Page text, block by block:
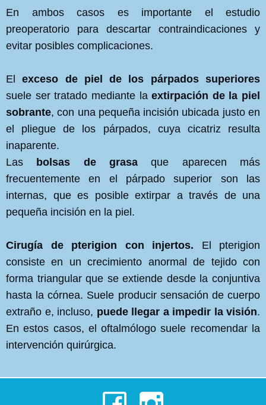
En ambos casos es importante el estudio
preoperatorio para descartar contraindicaciones y
evitar posibles complicaciones.
Elexceso de piel de los párpados superiores
suele ser tratado mediante laextirpación de la piel
sobrante, con una pequeña incisión ubicada justo en
el pliegue de los párpados, cuya cicatriz resulta
inaparente.
Las bolsas de grasaque aparecen más
frecuentemente en el párpado superior son las
internas, que es posible extirpar a través de una
pequeña incisión en la piel.
Cirugía de pterigion con injertos. El pterigion
consiste en un crecimiento anormal de tejido con
forma triangular que se extiende desde la conjuntiva
hasta la córnea. Suele producir sensación de cuerpo
extraño e, incluso, puede llegar a impedir la visión.
En estos casos, el oftalmólogo suele recomendar la
intervención quirúrgica.